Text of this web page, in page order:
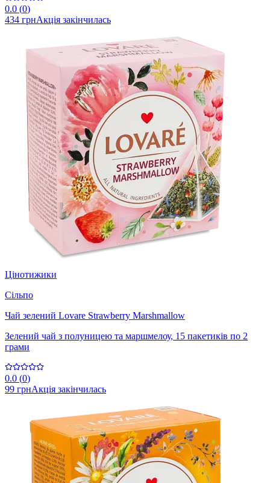
0.0 (0)
434 грнАкція закінчилась
Цінотижики
Сільпо
Чай зелений Lovare Strawberry Marshmallow
Зелений чай з полуницею та маршмелоу, 15 пакетиків по 2
грами
0.0 (0)
99 грнАкція закінчилась